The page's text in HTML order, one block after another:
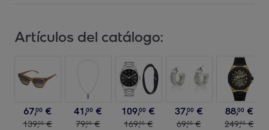
Artículos del catálogo:
67,00 €
139,00 €
41,00 €
79,00 €
109,00 €
169,00 €
37,00 €
69,00 €
88,00 €
249,90 €